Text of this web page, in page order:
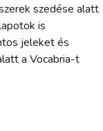
szedése alatt
is
jeleket és
a Vocabria-t